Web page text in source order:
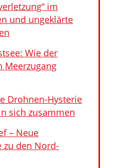
im
und ungeklärte
Wie der
Meerzugang
Drohnen-Hysterie
sich zusammen
– Neue
zu den Nord-